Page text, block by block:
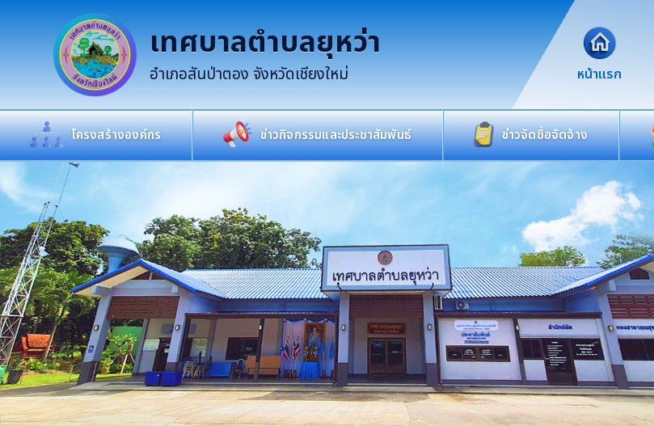
เทศบาลตำบลยุหว่า
อำเภอสันป่าตอง จังหวัดเชียงใหม่ หน้าแรก
โครงสร้างองค์กร ข่าวกิจกรรมและประชาสัมพันธ์ ข่าวจัดซื้อจัดจ้าง